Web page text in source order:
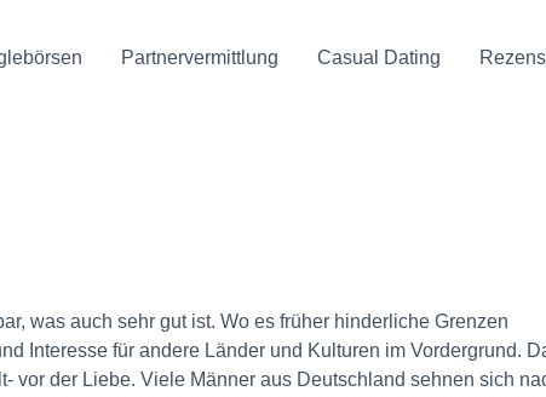
Partnervermittlung Casual Dating
was auch sehr gut ist. Wo es früher hinderliche Grenzen
Interesse für andere Länder und Kulturen im Vordergrund.
vor der Liebe. Viele Männer aus Deutschland sehnen sich